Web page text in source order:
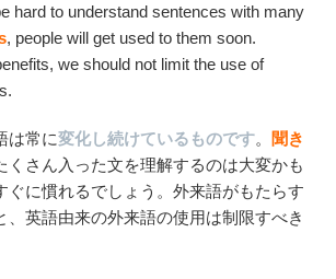
hard to understand sentences with many
, people will get used to them soon.
we should not limit the use of
は常に変化し続けているものです。
聞き
くさん入った文を理解するのは大変かも
ぐに慣れるでしょう。外来語がもたらす
、英語由来の外来語の使用は制限すべき